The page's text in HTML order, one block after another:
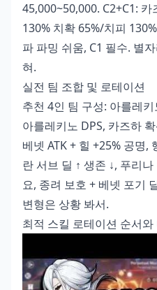
45,000~50,000. C2+C1:
130% 치확 65%/치피
파 파밍 쉬움, C1 필수. 별
혀.
실전 팀 조합 및 로테이션
추천 4인 팀 구성: 아를레
아를레키노 DPS, 카즈하
베넷 ATK + 힐 +25% 공명,
란 서브 딜 ↑ 생존 ↓, 푸리
요, 종려 보호 + 베넷 포기
변형은 상황 봐서.
최적 스킬 로테이션 순서